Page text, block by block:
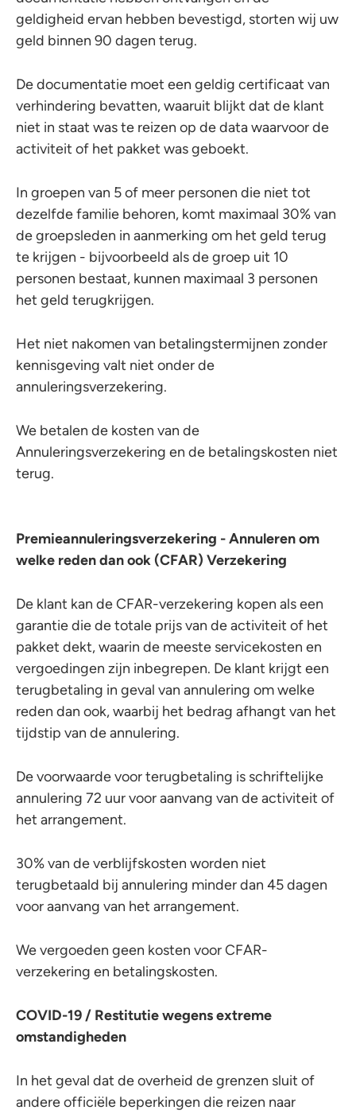
geldigheid ervan hebben bevestigd, storten wij uw
geld binnen 90 dagen terug.
De documentatie moet een geldig certificaat van
verhindering bevatten, waaruit blijkt dat de klant
niet in staat was te reizen op de data waarvoor de
activiteit of het pakket was geboekt.
In groepen van 5 of meer personen die niet tot
dezelfde familie behoren, komt maximaal 30% van
de groepsleden in aanmerking om het geld terug
te krijgen - bijvoorbeeld als de groep uit 10
personen bestaat, kunnen maximaal 3 personen
het geld terugkrijgen.
Het niet nakomen van betalingstermijnen zonder
kennisgeving valt niet onder de
annuleringsverzekering.
We betalen de kosten van de
Annuleringsverzekering en de betalingskosten niet
terug.
Premieannuleringsverzekering - Annuleren om
welke reden dan ook (CFAR) Verzekering
De klant kan de CFAR-verzekering kopen als een
garantie die de totale prijs van de activiteit of het
pakket dekt, waarin de meeste servicekosten en
vergoedingen zijn inbegrepen. De klant krijgt een
terugbetaling in geval van annulering om welke
reden dan ook, waarbij het bedrag afhangt van het
tijdstip van de annulering.
De voorwaarde voor terugbetaling is schriftelijke
annulering 72 uur voor aanvang van de activiteit of
het arrangement.
30% van de verblijfskosten worden niet
terugbetaald bij annulering minder dan 45 dagen
voor aanvang van het arrangement.
We vergoeden geen kosten voor CFAR-
verzekering en betalingskosten.
COVID-19 / Restitutie wegens extreme
omstandigheden
In het geval dat de overheid de grenzen sluit of
andere officiële beperkingen die reizen naar